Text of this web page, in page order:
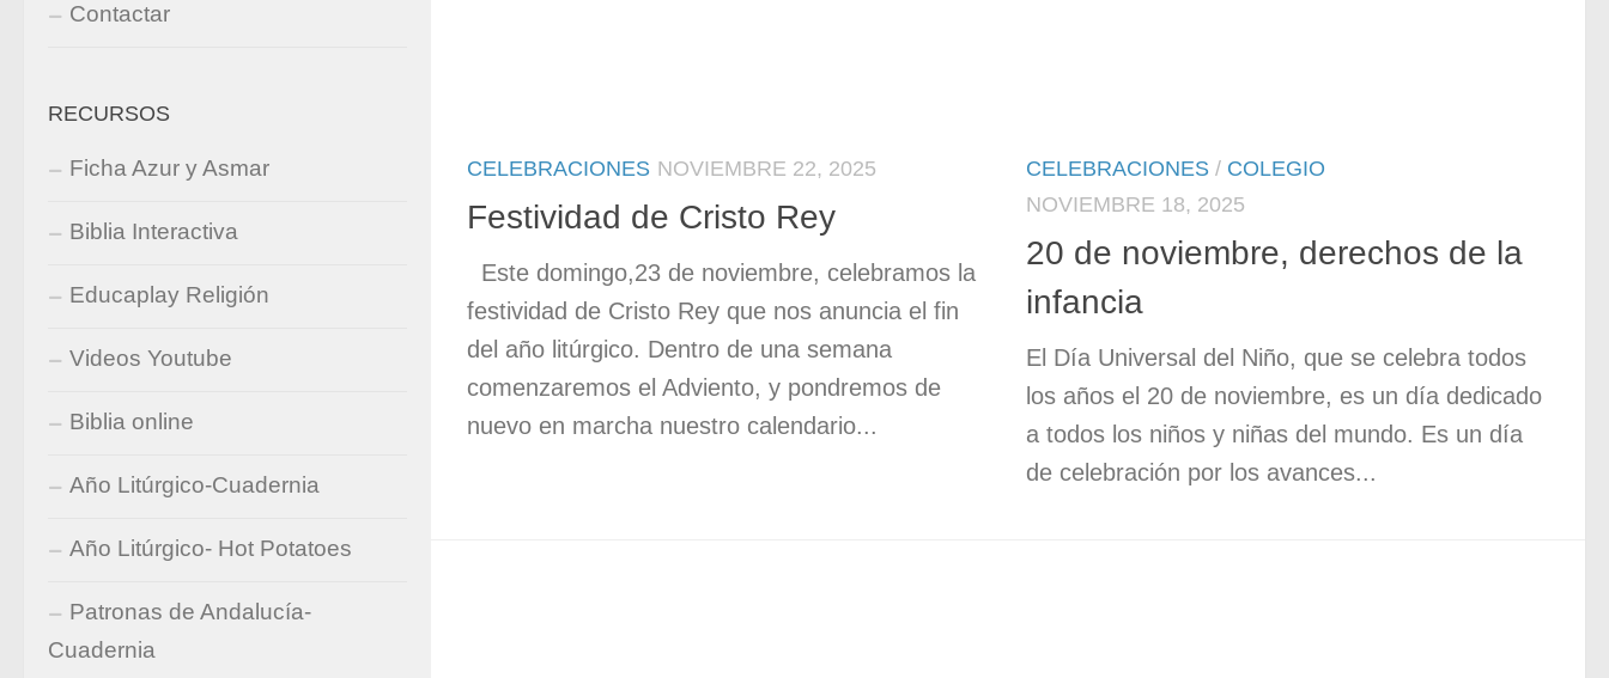
CELEBRACIONES NOVIEMBRE 22, 2025
Festividad de Cristo Rey
Este domingo,23 de noviembre, celebramos la
festividad de Cristo Rey que nos anuncia el fin
del año litúrgico. Dentro de una semana
comenzaremos el Adviento, y pondremos de
nuevo en marcha nuestro calendario...
CELEBRACIONES / COLEGIO
NOVIEMBRE 18, 2025
20 de noviembre, derechos de la
infancia
El Día Universal del Niño, que se celebra todos
los años el 20 de noviembre, es un día dedicado
a todos los niños y niñas del mundo. Es un día
de celebración por los avances...
Contactar
RECURSOS
Ficha Azur y Asmar
Biblia Interactiva
Educaplay Religión
Videos Youtube
Biblia online
Año Litúrgico-Cuadernia
Año Litúrgico- Hot Potatoes
Patronas de Andalucía-
Cuadernia